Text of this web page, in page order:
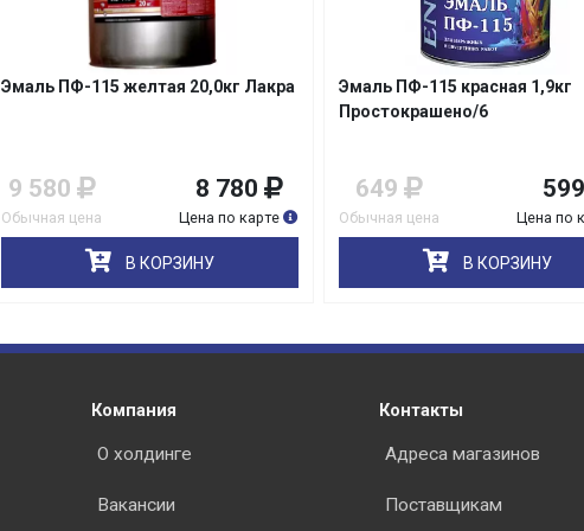
Эмаль ПФ-115 желтая 20,0кг Лакра
9 580
Обычная цена
8 780
Цена по карте
В КОРЗИНУ
Эмаль ПФ-115 красная 1,9кг
Простокрашено/6
649
Обычная цена
599
Цена по
В КОРЗИНУ
Компания
О холдинге
Вакансии
Контакты
Адреса магазинов
Поставщикам